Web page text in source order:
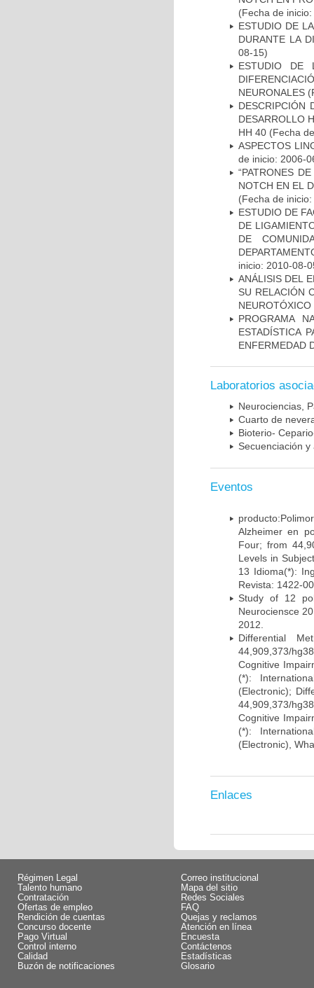
(Fecha de
ESTUDIO DE
DURANTE LA
08-15)
ESTUDIO DE
NEURONALES
DESCRIPCIÓN
DESARROLLO
HH 40 (Fecha
ASPECTOS
de inicio: 2006-
“PATRONES
NOTCH EN EL
(Fecha de
ESTUDIO DE
DE
DE
inicio: 2010-08-
ANÁLISIS DEL
SU RELACIÓN
NEUROTÓXICO
PROGRAMA
ESTADÍSTICA
ENFERMEDAD
Laboratorios
Neurociencias,
Cuarto de
Bioterio-
Secuenciación
Eventos
Alzheimer en
Four; from
Levels in
13 Idioma(*):
Revista: 1422-
Study of 12
Neurociensce
2012.
Differential
44,909,373/
Cognitive
(*):
(Electronic);
44,909,373/
Cognitive
(*):
(Electronic),
Enlaces
Régimen Legal
Talento humano
Contratación
Ofertas de empleo
Rendición de cuentas
Concurso docente
Pago Virtual
Control interno
Calidad
Buzón de notificaciones
Correo institucional
Mapa del sitio
Redes Sociales
FAQ
Quejas y reclamos
Atención en línea
Encuesta
Contáctenos
Estadísticas
Glosario